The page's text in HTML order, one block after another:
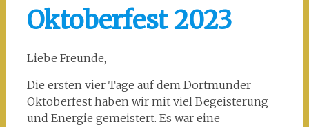
Oktoberfest 2023
Liebe Freunde,
Die ersten vier Tage auf dem Dortmunder
Oktoberfest haben wir mit viel Begeisterung
und Energie gemeistert. Es war eine